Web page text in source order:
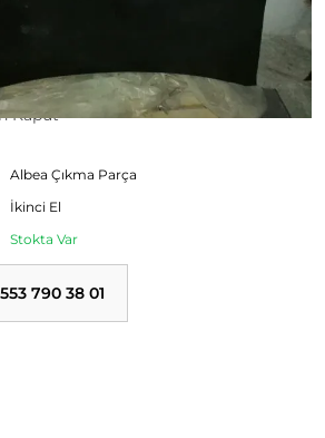
Kaput
Albea Çıkma Parça
İkinci El
Stokta Var
790 38 01